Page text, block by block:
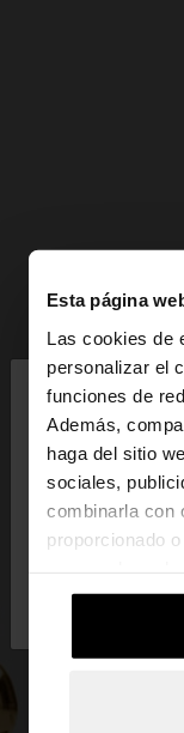
Esta página
Las cookies de
personalizar el
funciones de
Además,
haga del sitio
sociales,
combinarla con
proporcionado
hola
Estás
la web de